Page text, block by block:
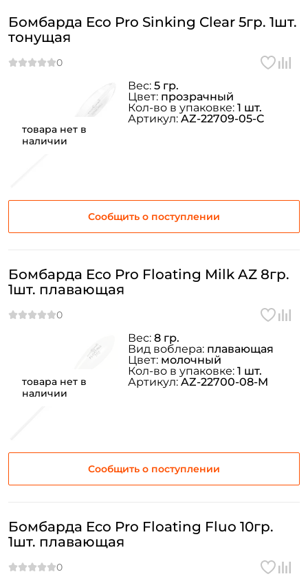
товара нет в
наличии
Бомбарда Eco Pro Sinking Clear 5гр. 1шт.
тонущая
Сообщить о поступлении
Вес: 5 гр.
Цвет: прозрачный
Кол-во в упаковке: 1 шт.
Артикул:AZ-22709-05-C
товара нет в
наличии
Бомбарда Eco Pro Floating Milk AZ 8гр.
1шт. плавающая
Сообщить о поступлении
Вес: 8 гр.
Вид воблера: плавающая
Цвет: молочный
Кол-во в упаковке: 1 шт.
Артикул:AZ-22700-08-M
Бомбарда Eco Pro Floating Fluo 10гр.
1шт. плавающая